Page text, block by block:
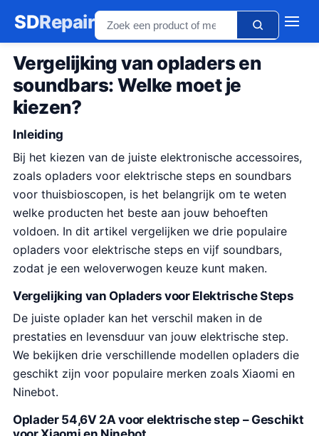
SDRepair
Vergelijking van opladers en
soundbars: Welke moet je
kiezen?
Inleiding
Bij het kiezen van de juiste elektronische accessoires,
zoals opladers voor elektrische steps en soundbars
voor thuisbioscopen, is het belangrijk om te weten
welke producten het beste aan jouw behoeften
voldoen. In dit artikel vergelijken we drie populaire
opladers voor elektrische steps en vijf soundbars,
zodat je een weloverwogen keuze kunt maken.
Vergelijking van Opladers voor Elektrische Steps
De juiste oplader kan het verschil maken in de
prestaties en levensduur van jouw elektrische step.
We bekijken drie verschillende modellen opladers die
geschikt zijn voor populaire merken zoals Xiaomi en
Ninebot.
Oplader 54,6V 2A voor elektrische step – Geschikt